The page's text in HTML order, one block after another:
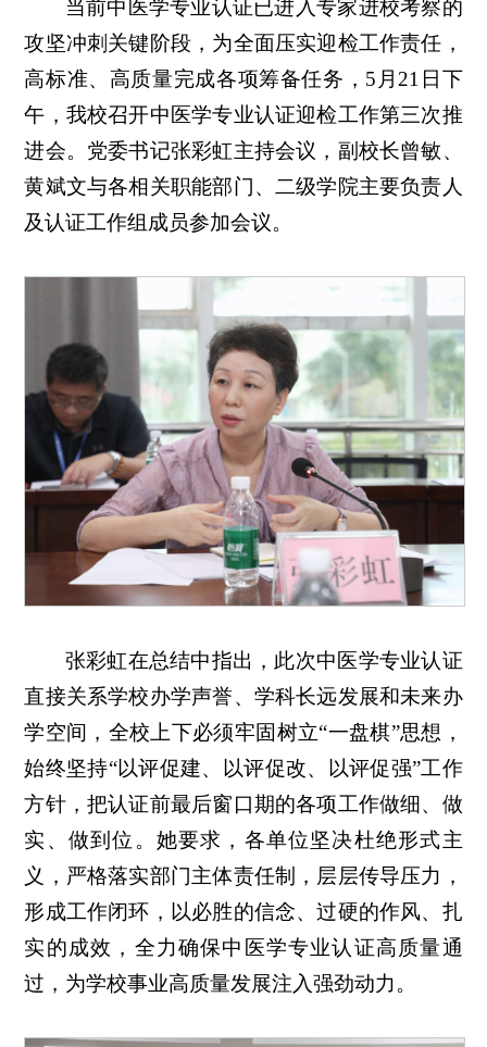
当前中医学专业认证已进入专家进校考察的
攻坚冲刺关键阶段，为全面压实迎检工作责任，
高标准、高质量完成各项筹备任务，5月21日下
午，我校召开中医学专业认证迎检工作第三次推
进会。党委书记张彩虹主持会议，副校长曾敏、
黄斌文与各相关职能部门、二级学院主要负责人
及认证工作组成员参加会议。
张彩虹在总结中指出，此次中医学专业认证
直接关系学校办学声誉、学科长远发展和未来办
学空间，全校上下必须牢固树立“一盘棋”思想，
始终坚持“以评促建、以评促改、以评促强”工作
方针，把认证前最后窗口期的各项工作做细、做
实、做到位。她要求，各单位坚决杜绝形式主
义，严格落实部门主体责任制，层层传导压力，
形成工作闭环，以必胜的信念、过硬的作风、扎
实的成效，全力确保中医学专业认证高质量通
过，为学校事业高质量发展注入强劲动力。